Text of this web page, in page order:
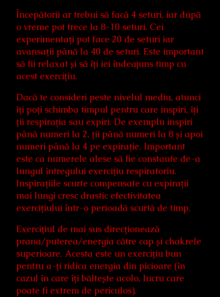
Începătorii ar trebui să facă 4 seturi, iar după
o vreme pot trece la 8-10 seturi. Cei
experimentați pot face 20 de seturi iar
avansații până la 40 de seturi. Este important
să fii relaxat și să îți iei îndeajuns timp cu
acest exercițiu.
Dacă te consideri peste nivelul mediu, atunci
îți poți schimba timpul pentru care inspiri, îți
ții respirația sau expiri. De exemplu inspiri
până numeri la 2, ții până numeri la 8 și apoi
numeri până la 4 pe expirație. Important
este ca numerele alese să fie constante de-a
lungul întregului exercițiu respiratoriu.
Inspirațiile scurte compensate cu expirații
mai lungi cresc drastic efectivitatea
exercițiului într-o perioadă scurtă de timp.
Exercițiul de mai sus direcționează
prana/puterea/energia către cap și chakrele
superioare. Acesta este un exercițiu bun
pentru a-ți ridica energia din picioare (în
cazul în care îți băltește acolo, lucru care
poate fi extrem de periculos).